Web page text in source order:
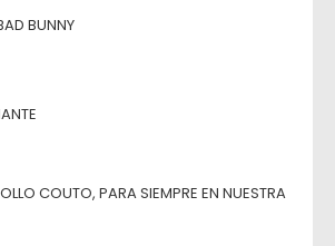
BUNNY
COUTO, PARA SIEMPRE EN NUESTRA